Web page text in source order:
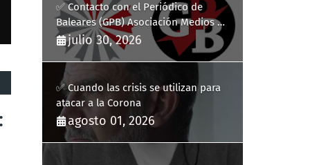
✅ Contacto con el Periódico de
Baleares (GPB) Asociación Medios de
Comunicación Digitales
julio 30, 2026
✅ Cuando las crisis se utilizan para
atacar a la Corona
agosto 01, 2026